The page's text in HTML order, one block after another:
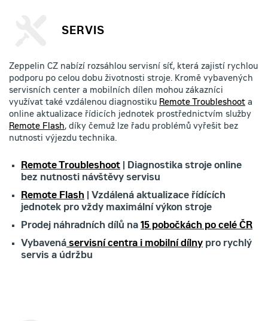
SERVIS
Zeppelin CZ nabízí rozsáhlou servisní síť, která zajistí rychlou
podporu po celou dobu životnosti stroje. Kromě vybavených
servisních center a mobilních dílen mohou zákazníci
využívat také vzdálenou diagnostiku Remote Troubleshoot a
online aktualizace řídicích jednotek prostřednictvím služby
Remote Flash, díky čemuž lze řadu problémů vyřešit bez
nutnosti výjezdu technika.
Remote Troubleshoot | Diagnostika stroje online
bez nutnosti návštěvy servisu
Remote Flash | Vzdálená aktualizace řídících
jednotek pro vždy maximální výkon stroje
Prodej náhradních dílů na 15 pobočkách po celé ČR
Vybavená servisní centra i mobilní dílny pro rychlý
servis a údržbu